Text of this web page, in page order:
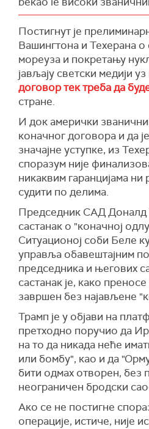
нуклеарног оружја.
(Reuters)
организовању пловидбе
Ормуски мореуз, и за
анкере.
Азизи је рекао и да
посебан геополитички
Техеран има право да
одлуке које сматра
пловним коридором и,
не може да доведе у
(РИА, Танјуг)
САД заЊујорк тајмс.
Извор листа је навео да
близу, али да одређена
размотре, укључујући
средстава.
АП је синоћ јавио,
на којем је размотрен
би се продужило
60 дана и покренули
иранском нуклеарном
желео да коментарише да
одлуку да потпише
Ираном.
Трамп је раније рекао да
соби у Белој кући
званичницима који су
безбедност како би
споразуму са Ираном".
Постигнут је
Вашингтона и Техерана
мореуза и покретању
јављају светски медији
договор тек треба да
стране.
И док амерички
коначног договора и да
значајне уступке, из
споразум није
никаквим гаранцијама ни
судити по делима.
Председник САД Доналд
састанак о "коначној
Ситуационој соби Беле
управља обавештајним
председника и његових
састанак је, како
завршен без најављене
Трамп је у објави на
претходно поручио да
на то да никада неће
или бомбу", као и да
бити одмах отворен, без
неограничен бродски
Ако се не постигне
операције, истиче, није